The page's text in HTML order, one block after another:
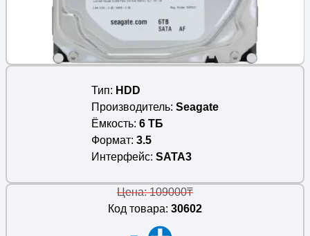
Тип
HDD
Производитель Seagate
Ёмкость 6 ТБ
Формат 3.5
Интерфейс SATA3
Цена: 109000₸
Код товара: 30602